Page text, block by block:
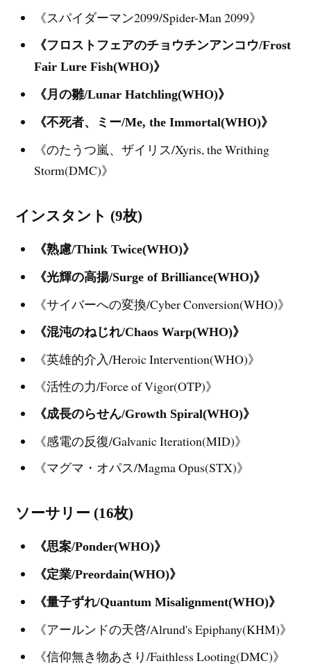
《スパイダーマン2099/Spider-Man 2099》
《フロストフェアのチョウチンアンコウ/Frost
Fair Lure Fish(WHO)》
《月の雛/Lunar Hatchling(WHO)》
《不死者、ミー/Me, the Immortal(WHO)》
《のたうつ嵐、ザイリス/Xyris, the Writhing
Storm(DMC)》
インスタント (9枚)
《熟慮/Think Twice(WHO)》
《光輝の高揚/Surge of Brilliance(WHO)》
《サイバーへの変換/Cyber Conversion(WHO)》
《混沌のねじれ/Chaos Warp(WHO)》
《英雄的介入/Heroic Intervention(WHO)》
《活性の力/Force of Vigor(OTP)》
《成長のらせん/Growth Spiral(WHO)》
《感電の反復/Galvanic Iteration(MID)》
《マグマ・オパス/Magma Opus(STX)》
ソーサリー (16枚)
《思案/Ponder(WHO)》
《定業/Preordain(WHO)》
《量子ずれ/Quantum Misalignment(WHO)》
《アールンドの天啓/Alrund's Epiphany(KHM)》
《信仰無き物あさり/Faithless Looting(DMC)》